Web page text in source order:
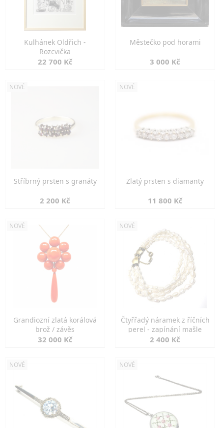
Kulhánek Oldřich -
Rozcvička
22 700 Kč
Městečko pod horami
3 000 Kč
NOVÉ
Stříbrný prsten s granáty
2 200 Kč
NOVÉ
Zlatý prsten s diamanty
11 800 Kč
NOVÉ
Grandiozní zlatá korálová
brož / závěs
32 000 Kč
NOVÉ
Čtyřřadý náramek z říčních
perel - zapínání mašle
2 400 Kč
NOVÉ NOVÉ